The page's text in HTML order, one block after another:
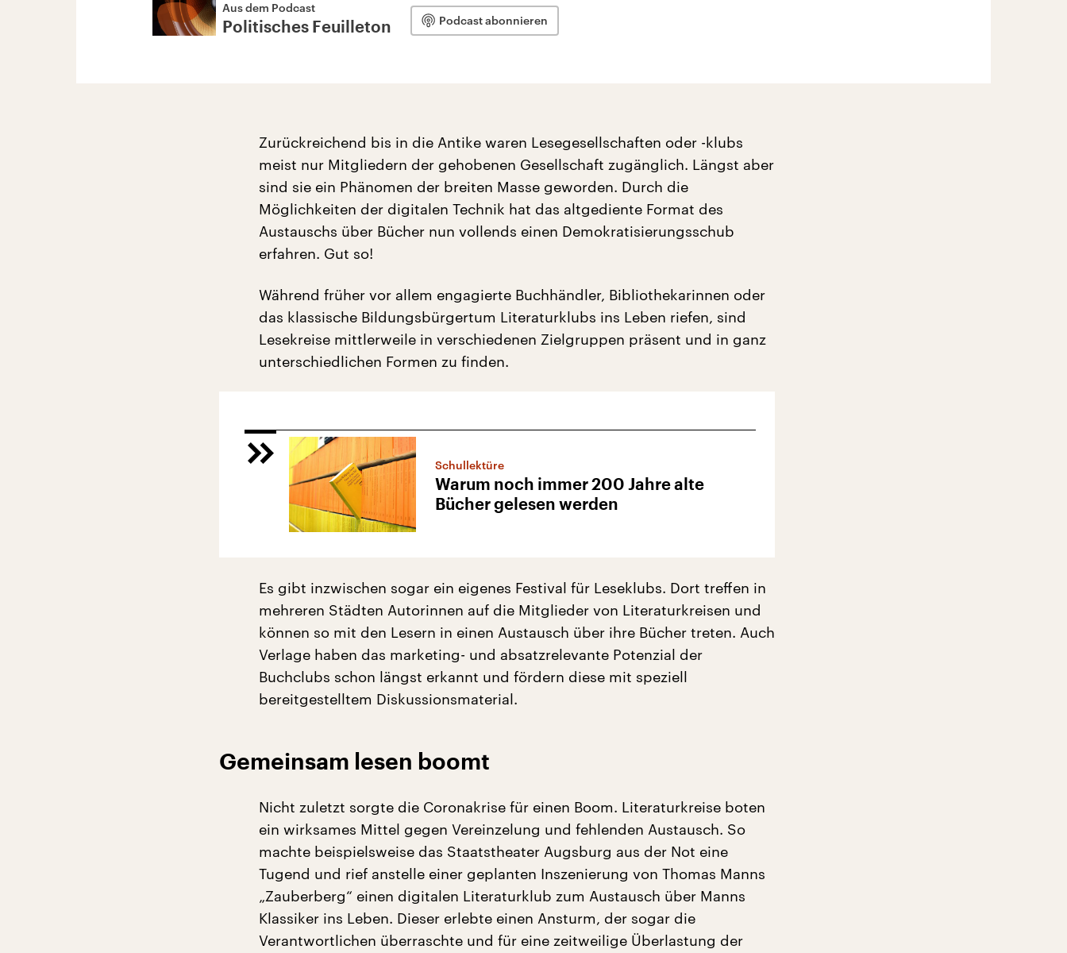
Aus dem Podcast
Politisches Feuilleton Podcast abonnieren
Zurückreichend bis in die Antike waren Lesegesellschaften oder -klubs
meist nur Mitgliedern der gehobenen Gesellschaft zugänglich. Längst aber
sind sie ein Phänomen der breiten Masse geworden. Durch die
Möglichkeiten der digitalen Technik hat das altgediente Format des
Austauschs über Bücher nun vollends einen Demokratisierungsschub
erfahren. Gut so!
Während früher vor allem engagierte Buchhändler, Bibliothekarinnen oder
das klassische Bildungsbürgertum Literaturklubs ins Leben riefen, sind
Lesekreise mittlerweile in verschiedenen Zielgruppen präsent und in ganz
unterschiedlichen Formen zu finden.
Schullektüre
Warum noch immer 200 Jahre alte
Bücher gelesen werden
Es gibt inzwischen sogar ein eigenes Festival für Leseklubs. Dort treffen in
mehreren Städten Autorinnen auf die Mitglieder von Literaturkreisen und
können so mit den Lesern in einen Austausch über ihre Bücher treten. Auch
Verlage haben das marketing- und absatzrelevante Potenzial der
Buchclubs schon längst erkannt und fördern diese mit speziell
bereitgestelltem Diskussionsmaterial.
Gemeinsam lesen boomt
Nicht zuletzt sorgte die Coronakrise für einen Boom. Literaturkreise boten
ein wirksames Mittel gegen Vereinzelung und fehlenden Austausch. So
machte beispielsweise das Staatstheater Augsburg aus der Not eine
Tugend und rief anstelle einer geplanten Inszenierung von Thomas Manns
„Zauberberg“ einen digitalen Literaturklub zum Austausch über Manns
Klassiker ins Leben. Dieser erlebte einen Ansturm, der sogar die
Verantwortlichen überraschte und für eine zeitweilige Überlastung der